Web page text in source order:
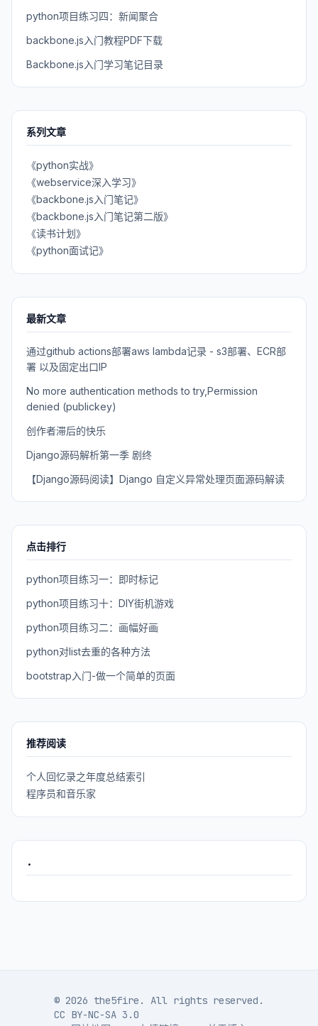
python项目练习四：新闻聚合
backbone.js入门教程PDF下载
Backbone.js入门学习笔记目录
系列文章
《python实战》
《webservice深入学习》
《backbone.js入门笔记》
《backbone.js入门笔记第二版》
《读书计划》
《python面试记》
最新文章
通过github actions部署aws lambda记录 - s3部署、ECR部
署 以及固定出口IP
No more authentication methods to try,Permission
denied (publickey)
创作者滞后的快乐
Django源码解析第一季 剧终
【Django源码阅读】Django 自定义异常处理页面源码解读
点击排行
python项目练习一：即时标记
python项目练习十：DIY街机游戏
python项目练习二：画幅好画
python对list去重的各种方法
bootstrap入门-做一个简单的页面
推荐阅读
个人回忆录之年度总结索引
程序员和音乐家
.
© 2026 the5fire. All rights reserved.
CC BY-NC-SA 3.0